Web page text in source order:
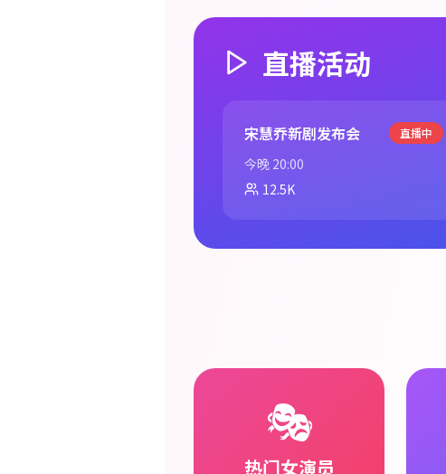
直播活动
宋慧乔新剧发布会 直播中
今晚 20:00
12.5K
🎭
热门女演员